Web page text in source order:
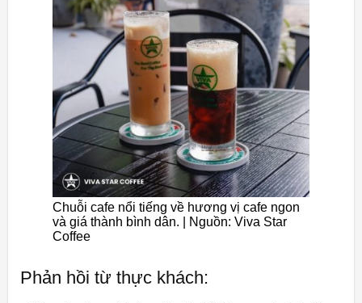
Chuỗi cafe nổi tiếng về hương vị cafe ngon
và giá thành bình dân. | Nguồn: Viva Star
Coffee
Phản hồi từ thực khách: